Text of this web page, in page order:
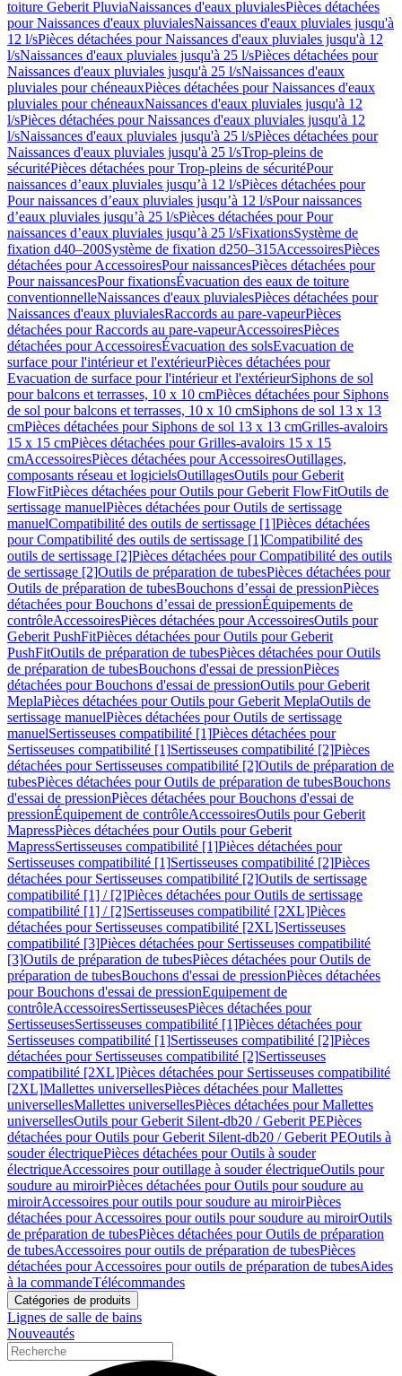
toiture Geberit PluviaNaissances d'eaux pluvialesPièces détachées
pour Naissances d'eaux pluvialesNaissances d'eaux pluviales jusqu'à
12 l/sPièces détachées pour Naissances d'eaux pluviales jusqu'à 12
l/sNaissances d'eaux pluviales jusqu'à 25 l/sPièces détachées pour
Naissances d'eaux pluviales jusqu'à 25 l/sNaissances d'eaux
pluviales pour chéneauxPièces détachées pour Naissances d'eaux
pluviales pour chéneauxNaissances d'eaux pluviales jusqu'à 12
l/sPièces détachées pour Naissances d'eaux pluviales jusqu'à 12
l/sNaissances d'eaux pluviales jusqu'à 25 l/sPièces détachées pour
Naissances d'eaux pluviales jusqu'à 25 l/sTrop-pleins de
sécuritéPièces détachées pour Trop-pleins de sécuritéPour
naissances d’eaux pluviales jusqu’à 12 l/sPièces détachées pour
Pour naissances d’eaux pluviales jusqu’à 12 l/sPour naissances
d’eaux pluviales jusqu’à 25 l/sPièces détachées pour Pour
naissances d’eaux pluviales jusqu’à 25 l/sFixationsSystème de
fixation d40–200Système de fixation d250–315AccessoiresPièces
détachées pour AccessoiresPour naissancesPièces détachées pour
Pour naissancesPour fixationsÉvacuation des eaux de toiture
conventionnelleNaissances d'eaux pluvialesPièces détachées pour
Naissances d'eaux pluvialesRaccords au pare-vapeurPièces
détachées pour Raccords au pare-vapeurAccessoiresPièces
détachées pour AccessoiresÉvacuation des solsEvacuation de
surface pour l'intérieur et l'extérieurPièces détachées pour
Evacuation de surface pour l'intérieur et l'extérieurSiphons de sol
pour balcons et terrasses, 10 x 10 cmPièces détachées pour Siphons
de sol pour balcons et terrasses, 10 x 10 cmSiphons de sol 13 x 13
cmPièces détachées pour Siphons de sol 13 x 13 cmGrilles-avaloirs
15 x 15 cmPièces détachées pour Grilles-avaloirs 15 x 15
cmAccessoiresPièces détachées pour AccessoiresOutillages,
composants réseau et logicielsOutillagesOutils pour Geberit
FlowFitPièces détachées pour Outils pour Geberit FlowFitOutils de
sertissage manuelPièces détachées pour Outils de sertissage
manuelCompatibilité des outils de sertissage [1]Pièces détachées
pour Compatibilité des outils de sertissage [1]Compatibilité des
outils de sertissage [2]Pièces détachées pour Compatibilité des outils
de sertissage [2]Outils de préparation de tubesPièces détachées pour
Outils de préparation de tubesBouchons d’essai de pressionPièces
détachées pour Bouchons d’essai de pressionÉquipements de
contrôleAccessoiresPièces détachées pour AccessoiresOutils pour
Geberit PushFitPièces détachées pour Outils pour Geberit
PushFitOutils de préparation de tubesPièces détachées pour Outils
de préparation de tubesBouchons d'essai de pressionPièces
détachées pour Bouchons d'essai de pressionOutils pour Geberit
MeplaPièces détachées pour Outils pour Geberit MeplaOutils de
sertissage manuelPièces détachées pour Outils de sertissage
manuelSertisseuses compatibilité [1]Pièces détachées pour
Sertisseuses compatibilité [1]Sertisseuses compatibilité [2]Pièces
détachées pour Sertisseuses compatibilité [2]Outils de préparation de
tubesPièces détachées pour Outils de préparation de tubesBouchons
d'essai de pressionPièces détachées pour Bouchons d'essai de
pressionÉquipement de contrôleAccessoiresOutils pour Geberit
MapressPièces détachées pour Outils pour Geberit
MapressSertisseuses compatibilité [1]Pièces détachées pour
Sertisseuses compatibilité [1]Sertisseuses compatibilité [2]Pièces
détachées pour Sertisseuses compatibilité [2]Outils de sertissage
compatibilité [1] / [2]Pièces détachées pour Outils de sertissage
compatibilité [1] / [2]Sertisseuses compatibilité [2XL]Pièces
détachées pour Sertisseuses compatibilité [2XL]Sertisseuses
compatibilité [3]Pièces détachées pour Sertisseuses compatibilité
[3]Outils de préparation de tubesPièces détachées pour Outils de
préparation de tubesBouchons d'essai de pressionPièces détachées
pour Bouchons d'essai de pressionEquipement de
contrôleAccessoiresSertisseusesPièces détachées pour
SertisseusesSertisseuses compatibilité [1]Pièces détachées pour
Sertisseuses compatibilité [1]Sertisseuses compatibilité [2]Pièces
détachées pour Sertisseuses compatibilité [2]Sertisseuses
compatibilité [2XL]Pièces détachées pour Sertisseuses compatibilité
[2XL]Mallettes universellesPièces détachées pour Mallettes
universellesMallettes universellesPièces détachées pour Mallettes
universellesOutils pour Geberit Silent-db20 / Geberit PEPièces
détachées pour Outils pour Geberit Silent-db20 / Geberit PEOutils à
souder électriquePièces détachées pour Outils à souder
électriqueAccessoires pour outillage à souder électriqueOutils pour
soudure au miroirPièces détachées pour Outils pour soudure au
miroirAccessoires pour outils pour soudure au miroirPièces
détachées pour Accessoires pour outils pour soudure au miroirOutils
de préparation de tubesPièces détachées pour Outils de préparation
de tubesAccessoires pour outils de préparation de tubesPièces
détachées pour Accessoires pour outils de préparation de tubesAides
à la commandeTélécommandes
Catégories de produits
Lignes de salle de bains
Nouveautés